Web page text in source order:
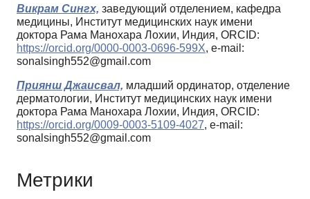
Викрам Сингх, заведующий отделением, кафедра
медицины, Институт медицинских наук имени
доктора Рама Манохара Лохии, Индия, ORCID:
https://orcid.org/0000-0003-0696-599X, e-mail:
sonalsingh552@gmail.com
Приянш Джаисвал, младший ординатор, отделение
дерматологии, Институт медицинских наук имени
доктора Рама Манохара Лохии, Индия, ORCID:
https://orcid.org/0009-0003-5109-4027, e-mail:
sonalsingh552@gmail.com
Метрики